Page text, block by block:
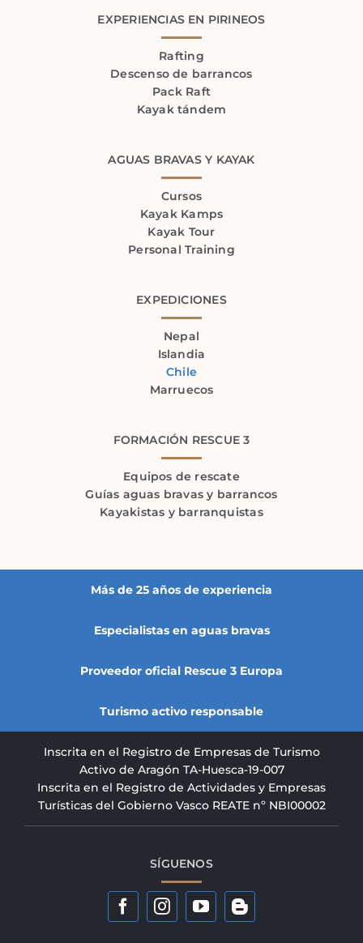
EXPERIENCIAS EN PIRINEOS
Rafting
Descenso de barrancos
Pack Raft
Kayak tándem
AGUAS BRAVAS Y KAYAK
Cursos
Kayak Kamps
Kayak Tour
Personal Training
EXPEDICIONES
Nepal
Islandia
Chile
Marruecos
FORMACIÓN RESCUE 3
Equipos de rescate
Guías aguas bravas y barrancos
Kayakistas y barranquistas
Más de 25 años de experiencia
Especialistas en aguas bravas
Proveedor oficial Rescue 3 Europa
Turismo activo responsable
Inscrita en el Registro de Empresas de Turismo
Activo de Aragón TA-Huesca-19-007
Inscrita en el Registro de Actividades y Empresas
Turísticas del Gobierno Vasco REATE nº NBI00002
SÍGUENOS